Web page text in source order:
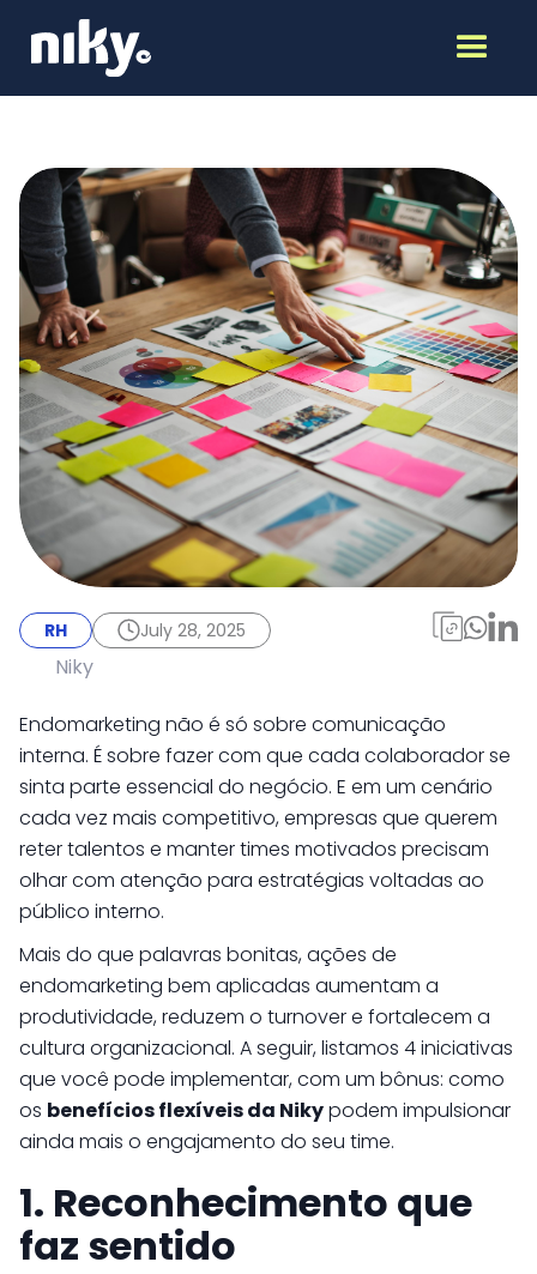
4 ações de
endomarketing para
engajar
colaboradores (e
como benefícios
flexíveis
potencializam
resultados)
RH July 28, 2025
Niky
Endomarketing não é só sobre comunicação
interna. É sobre fazer com que cada colaborador se
sinta parte essencial do negócio. E em um cenário
cada vez mais competitivo, empresas que querem
reter talentos e manter times motivados precisam
olhar com atenção para estratégias voltadas ao
público interno.
Mais do que palavras bonitas, ações de
endomarketing bem aplicadas aumentam a
produtividade, reduzem o turnover e fortalecem a
cultura organizacional. A seguir, listamos 4 iniciativas
que você pode implementar, com um bônus: como
os benefícios flexíveis da Nikypodem impulsionar
ainda mais o engajamento do seu time.
1. Reconhecimento que
faz sentido